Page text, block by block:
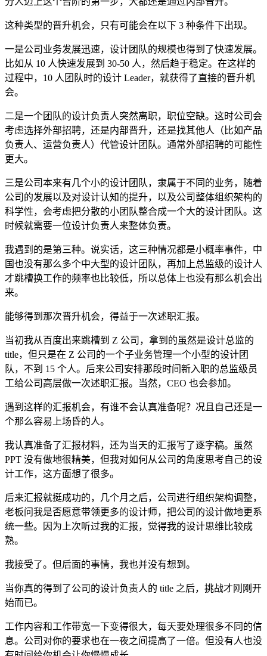
这种类型的晋升机会，只有可能会在以下 3 种条件下出现。
一是公司业务发展迅速，设计团队的规模也得到了快速发展。
比如从 10 人快速发展到 30-50 人，然后趋于稳定。在这样的
过程中，10 人团队时的设计 Leader，就获得了直接的晋升机
会。
二是一个团队的设计负责人突然离职，职位空缺。这时公司会
考虑选择外部招聘，还是内部晋升，还是找其他人（比如产品
负责人、运营负责人）代管设计团队。通常外部招聘的可能性
更大。
三是公司本来有几个小的设计团队，隶属于不同的业务，随着
公司的发展以及对设计认知的提升，以及公司整体组织架构的
科学性，会考虑把分散的小团队整合成一个大的设计团队。这
时候就需要一位设计负责人来整体负责。
我遇到的是第三种。说实话，这三种情况都是小概率事件，中
国也没有那么多个中大型的设计团队，再加上总监级的设计人
才跳槽换工作的频率也比较低，所以总体上也没有那么机会出
来。
能够得到那次晋升机会，得益于一次述职汇报。
当初我从百度出来跳槽到 Z 公司，拿到的虽然是设计总监的
title，但只是在 Z 公司的一个子业务管理一个小型的设计团
队，不到 15 个人。后来公司安排那段时间新入职的总监级员
工给公司高层做一次述职汇报。当然，CEO 也会参加。
遇到这样的汇报机会，有谁不会认真准备呢？况且自己还是一
个那么容易上场昏的人。
我认真准备了汇报材料，还为当天的汇报写了逐字稿。虽然
PPT 没有做地很精美，但我对如何从公司的角度思考自己的设
计工作，这方面想了很多。
后来汇报就挺成功的，几个月之后，公司进行组织架构调整，
老板问我是否愿意带领更多的设计师，把公司的设计做地更系
统一些。因为上次听过我的汇报，觉得我的设计思维比较成
熟。
我接受了。但后面的事情，我也并没有想到。
当你真的得到了公司的设计负责人的 title 之后，挑战才刚刚开
始而已。
工作内容和工作带宽一下变得很大，每天要处理很多不同的信
息。公司对你的要求也在一夜之间提高了一倍。但没有人也没